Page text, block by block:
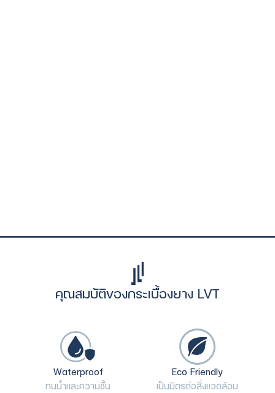
คุณสมบัติของกระเบื้องยาง LVT
Waterproof
ทนน้ำและความชื้น
Eco Friendly
เป็นมิตรต่อสิ่งแวดล้อม